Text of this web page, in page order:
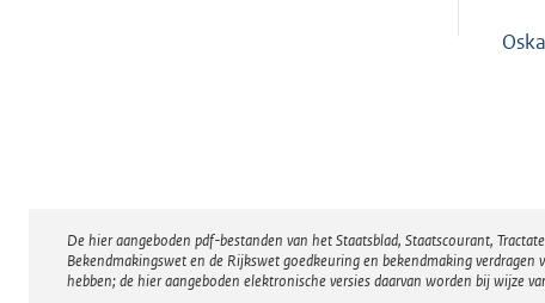
Disclaimer
De hier aangeboden pdf-bestanden van het Staatsblad, Staatscourant,
Bekendmakingswet en de Rijkswet goedkeuring en bekendmaking
hebben; de hier aangeboden elektronische versies daarvan worden bij wijze